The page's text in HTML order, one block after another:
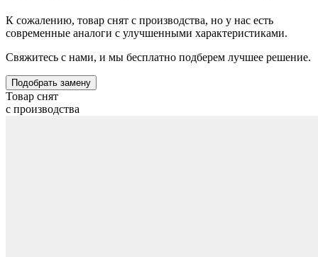
К сожалению, товар снят с производства, но у нас есть
современные аналоги с улучшенными характеристиками.
Свяжитесь с нами, и мы бесплатно подберем лучшее решение.
Подобрать замену
Товар снят
с производства